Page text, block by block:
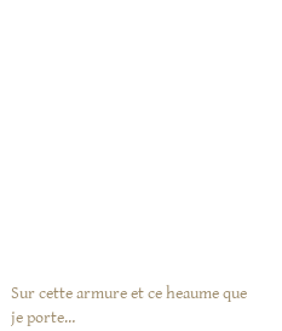
Sur cette armure et ce heaume que
je porte…